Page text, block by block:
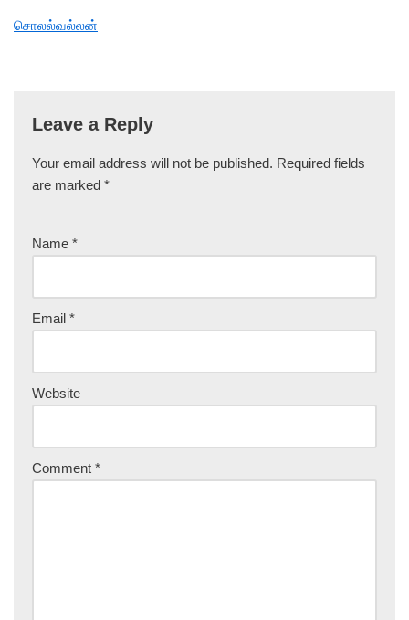
சொலல்வல்லன்
Leave a Reply
Your email address will not be published. Required fields
are marked *
Name *
Email *
Website
Comment *